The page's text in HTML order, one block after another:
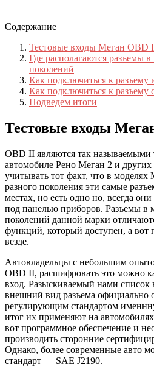
Содержание
Тестовые входы Меган OBD
Где располагаются разъемы
поколений
Как подключиться к разъему
Как подключиться к
Подведем итоги
Тестовые входы
OBD II являются так называемыми
автомобиле Рено Меган 2 и
учитывать тот факт, что в
разного поколения эти самые
местах, но есть одно но, всегда
под панелью приборов. Разъемы в
поколений данной марки
функций, который доступен, а вот
везде.
Автовладельцы с небольшим
OBD II, расшифровать это можно
вход. Разыскиваемый нами список
внешний вид разъема официально
регулирующим стандартом
итог их применяют на
вот программное обеспечение и
производить сторонние
Однако, более современные авто
стандарт — SAE J2190.